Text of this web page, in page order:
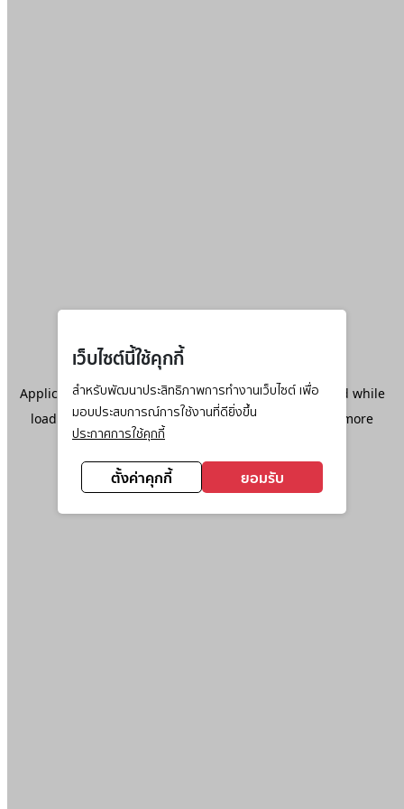
เว็บไซต์นี้ใช้คุกกี้
สำหรับพัฒนาประสิทธิภาพการทำงานเว็บไซต์ เพื่อ
มอบประสบการณ์การใช้งานที่ดียิ่งขึ้น
ประกาศการใช้คุกกี้
ตั้งค่าคุกกี้ ยอมรับ
Application error: aclient-side exception has occurred while
loadingwww.ktc.co.th(see the browser console
for more
information).